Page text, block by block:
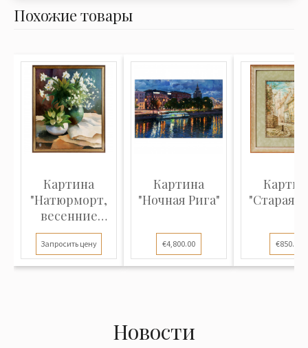
Похожие товары
Картина
"Натюрморт,
весенние
цветы"
Запросить цену
Картина
"Ночная Рига"
€4,800.00
"Старая
€850.00
Новости